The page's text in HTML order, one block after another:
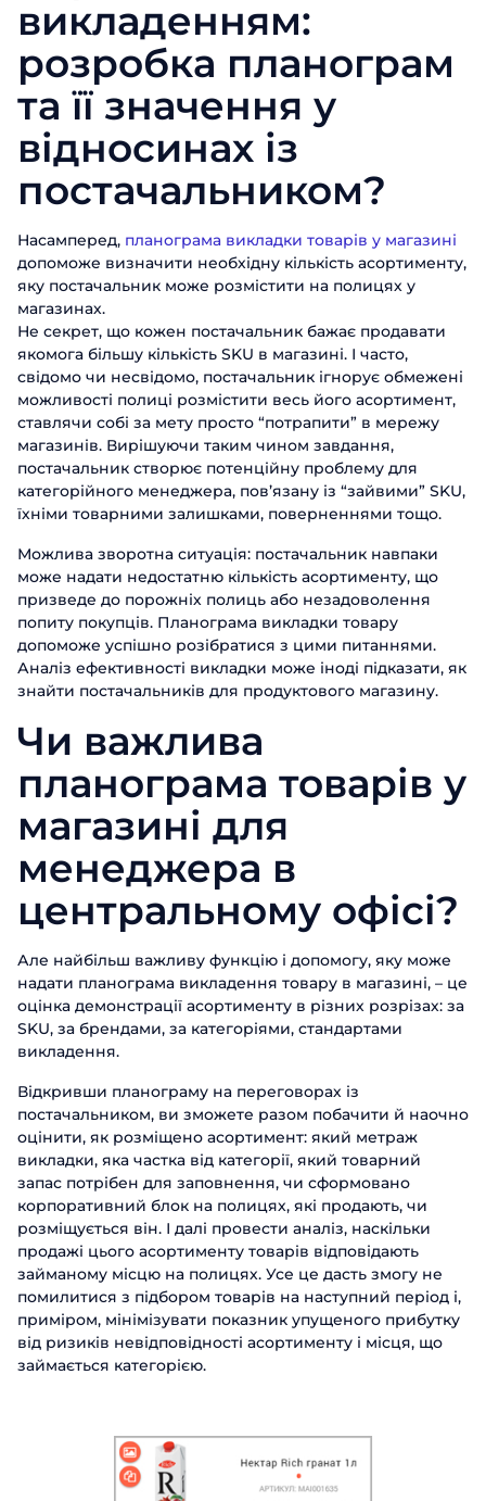
викладенням:
розробка планограм
та її значення у
відносинах із
постачальником?
Насамперед, планограма викладки товарів у магазині
допоможе визначити необхідну кількість асортименту,
яку постачальник може розмістити на полицях у
магазинах.
Не секрет, що кожен постачальник бажає продавати
якомога більшу кількість SKU в магазині. І часто,
свідомо чи несвідомо, постачальник ігнорує обмежені
можливості полиці розмістити весь його асортимент,
ставлячи собі за мету просто “потрапити” в мережу
магазинів. Вирішуючи таким чином завдання,
постачальник створює потенційну проблему для
категорійного менеджера, пов’язану із “зайвими” SKU,
їхніми товарними залишками, поверненнями тощо.
Можлива зворотна ситуація: постачальник навпаки
може надати недостатню кількість асортименту, що
призведе до порожніх полиць або незадоволення
попиту покупців. Планограма викладки товару
допоможе успішно розібратися з цими питаннями.
Аналіз ефективності викладки може іноді підказати, як
знайти постачальників для продуктового магазину.
Чи важлива
планограма товарів у
магазині для
менеджера в
центральному офісі?
Але найбільш важливу функцію і допомогу, яку може
надати планограма викладення товару в магазині, – це
оцінка демонстрації асортименту в різних розрізах: за
SKU, за брендами, за категоріями, стандартами
викладення.
Відкривши планограму на переговорах із
постачальником, ви зможете разом побачити й наочно
оцінити, як розміщено асортимент: який метраж
викладки, яка частка від категорії, який товарний
запас потрібен для заповнення, чи сформовано
корпоративний блок на полицях, які продають, чи
розміщується він. І далі провести аналіз, наскільки
продажі цього асортименту товарів відповідають
займаному місцю на полицях. Усе це дасть змогу не
помилитися з підбором товарів на наступний період і,
приміром, мінімізувати показник упущеного прибутку
від ризиків невідповідності асортименту і місця, що
займається категорією.